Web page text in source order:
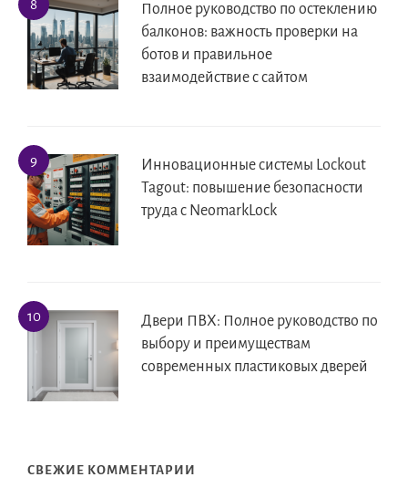
Полное руководство по остеклению
балконов: важность проверки на
ботов и правильное
взаимодействие с сайтом
Инновационные системы Lockout
Tagout: повышение безопасности
труда с NeomarkLock
Двери ПВХ: Полное руководство по
выбору и преимуществам
современных пластиковых дверей
СВЕЖИЕ КОММЕНТАРИИ